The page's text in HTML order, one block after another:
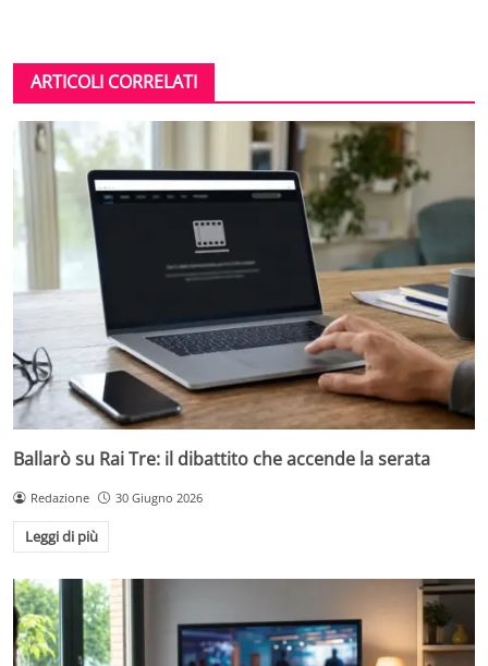
ARTICOLI CORRELATI
Ballarò su Rai Tre: il dibattito che accende la serata
Redazione 30 Giugno 2026
Leggi di più